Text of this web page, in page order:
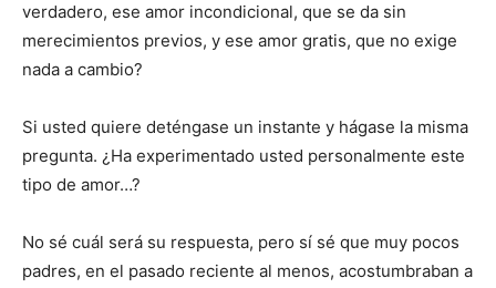
verdadero, ese amor incondicional, que se da sin
merecimientos previos, y ese amor gratis, que no exige
nada a cambio?
Si usted quiere deténgase un ins­tante y hágase la misma
pregunta. ¿Ha experimentado usted personalmente este
tipo de amor…?
No sé cuál será su respuesta, pero sí sé que muy pocos
padres, en el pasado reciente al menos, acostumbraban a